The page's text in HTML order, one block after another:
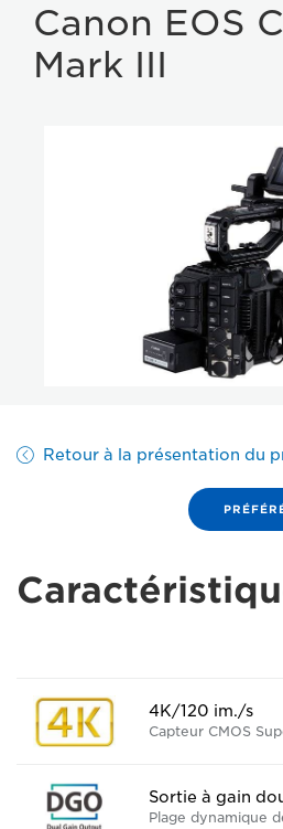
Canon EOS
Mark III
Retour à la présentation du
4K/120 im./s
Capteur CMOS
Sortie à gain
Plage dynamique